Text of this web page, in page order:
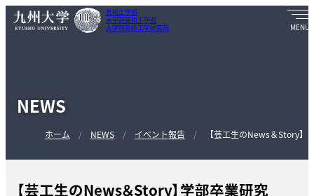
芸術工学部
大学院芸術工学府
大学院芸術工学研究院
NEWS
ホーム NEWS イベント報告 【芸工生のNews＆Story
【芸工生のNews＆Story】学部卒業研究